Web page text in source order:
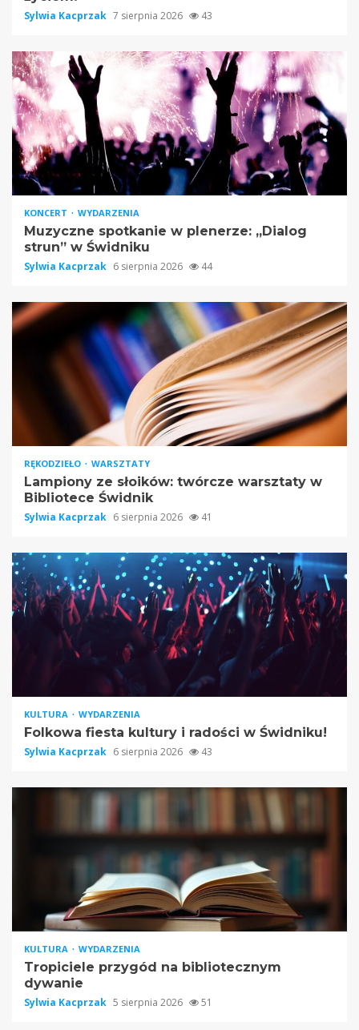
Sylwia Kacprzak 7 sierpnia 2026 43
KONCERT WYDARZENIA
Muzyczne spotkanie w plenerze: „Dialog
strun” w Świdniku
Sylwia Kacprzak 6 sierpnia 2026 44
RĘKODZIEŁO WARSZTATY
Lampiony ze słoików: twórcze warsztaty w
Bibliotece Świdnik
Sylwia Kacprzak 6 sierpnia 2026 41
KULTURA WYDARZENIA
Folkowa fiesta kultury i radości w Świdniku!
Sylwia Kacprzak 6 sierpnia 2026 43
KULTURA WYDARZENIA
Tropiciele przygód na bibliotecznym
dywanie
Sylwia Kacprzak 5 sierpnia 2026 51